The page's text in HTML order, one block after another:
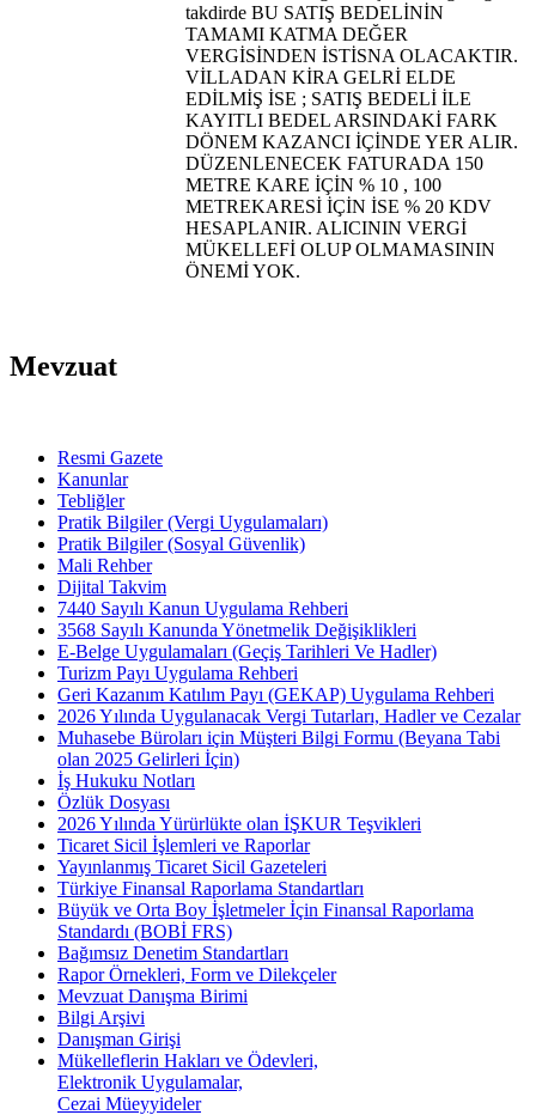
takdirde BU SATIŞ BEDELİNİN
TAMAMI KATMA DEĞER
VERGİSİNDEN İSTİSNA OLACAKTIR.
VİLLADAN KİRA GELRİ ELDE
EDİLMİŞ İSE ; SATIŞ BEDELİ İLE
KAYITLI BEDEL ARSINDAKİ FARK
DÖNEM KAZANCI İÇİNDE YER ALIR.
DÜZENLENECEK FATURADA 150
METRE KARE İÇİN % 10 , 100
METREKARESİ İÇİN İSE % 20 KDV
HESAPLANIR. ALICININ VERGİ
MÜKELLEFİ OLUP OLMAMASININ
ÖNEMİ YOK.
Mevzuat
Resmi Gazete
Kanunlar
Tebliğler
Pratik Bilgiler (Vergi Uygulamaları)
Pratik Bilgiler (Sosyal Güvenlik)
Mali Rehber
Dijital Takvim
7440 Sayılı Kanun Uygulama Rehberi
3568 Sayılı Kanunda Yönetmelik Değişiklikleri
E-Belge Uygulamaları (Geçiş Tarihleri Ve Hadler)
Turizm Payı Uygulama Rehberi
Geri Kazanım Katılım Payı (GEKAP) Uygulama Rehberi
2026 Yılında Uygulanacak Vergi Tutarları, Hadler ve Cezalar
Muhasebe Büroları için Müşteri Bilgi Formu (Beyana Tabi
olan 2025 Gelirleri İçin)
İş Hukuku Notları
Özlük Dosyası
2026 Yılında Yürürlükte olan İŞKUR Teşvikleri
Ticaret Sicil İşlemleri ve Raporlar
Yayınlanmış Ticaret Sicil Gazeteleri
Türkiye Finansal Raporlama Standartları
Büyük ve Orta Boy İşletmeler İçin Finansal Raporlama
Standardı (BOBİ FRS)
Bağımsız Denetim Standartları
Rapor Örnekleri, Form ve Dilekçeler
Mevzuat Danışma Birimi
Bilgi Arşivi
Danışman Girişi
Mükelleflerin Hakları ve Ödevleri,
Elektronik Uygulamalar,
Cezai Müeyyideler